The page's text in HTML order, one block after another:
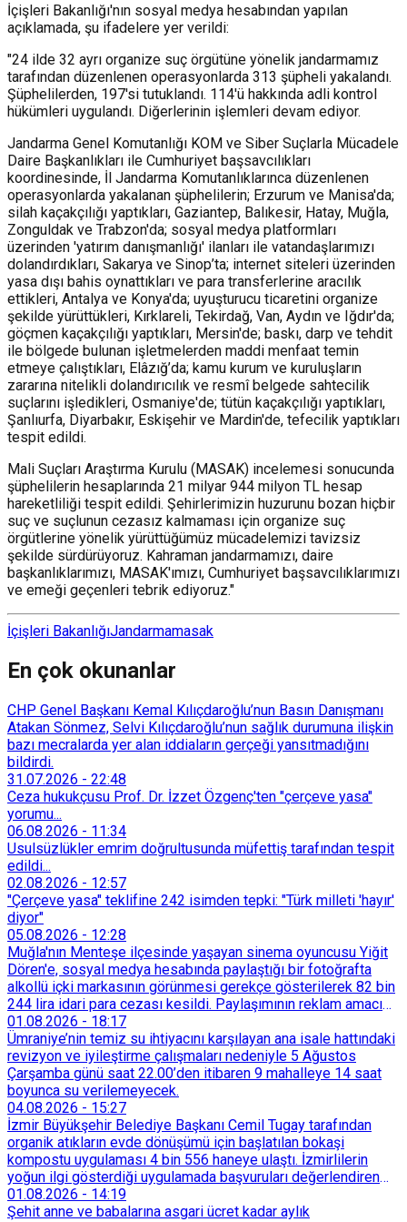
İçişleri Bakanlığı'nın sosyal medya hesabından yapılan
açıklamada, şu ifadelere yer verildi:
"24 ilde 32 ayrı organize suç örgütüne yönelik jandarmamız
tarafından düzenlenen operasyonlarda 313 şüpheli yakalandı.
Şüphelilerden, 197'si tutuklandı. 114'ü hakkında adli kontrol
hükümleri uygulandı. Diğerlerinin işlemleri devam ediyor.
Jandarma Genel Komutanlığı KOM ve Siber Suçlarla Mücadele
Daire Başkanlıkları ile Cumhuriyet başsavcılıkları
koordinesinde, İl Jandarma Komutanlıklarınca düzenlenen
operasyonlarda yakalanan şüphelilerin; Erzurum ve Manisa'da;
silah kaçakçılığı yaptıkları, Gaziantep, Balıkesir, Hatay, Muğla,
Zonguldak ve Trabzon'da; sosyal medya platformları
üzerinden 'yatırım danışmanlığı' ilanları ile vatandaşlarımızı
dolandırdıkları, Sakarya ve Sinop’ta; internet siteleri üzerinden
yasa dışı bahis oynattıkları ve para transferlerine aracılık
ettikleri, Antalya ve Konya'da; uyuşturucu ticaretini organize
şekilde yürüttükleri, Kırklareli, Tekirdağ, Van, Aydın ve Iğdır'da;
göçmen kaçakçılığı yaptıkları, Mersin'de; baskı, darp ve tehdit
ile bölgede bulunan işletmelerden maddi menfaat temin
etmeye çalıştıkları, Elâzığ’da; kamu kurum ve kuruluşların
zararına nitelikli dolandırıcılık ve resmî belgede sahtecilik
suçlarını işledikleri, Osmaniye'de; tütün kaçakçılığı yaptıkları,
Şanlıurfa, Diyarbakır, Eskişehir ve Mardin'de, tefecilik yaptıkları
tespit edildi.
Mali Suçları Araştırma Kurulu (MASAK) incelemesi sonucunda
şüphelilerin hesaplarında 21 milyar 944 milyon TL hesap
hareketliliği tespit edildi. Şehirlerimizin huzurunu bozan hiçbir
suç ve suçlunun cezasız kalmaması için organize suç
örgütlerine yönelik yürüttüğümüz mücadelemizi tavizsiz
şekilde sürdürüyoruz. Kahraman jandarmamızı, daire
başkanlıklarımızı, MASAK'ımızı, Cumhuriyet başsavcılıklarımızı
ve emeği geçenleri tebrik ediyoruz."
İçişleri BakanlığıJandarmamasak
En çok okunanlar
CHP Genel Başkanı Kemal Kılıçdaroğlu’nun Basın Danışmanı
Atakan Sönmez, Selvi Kılıçdaroğlu’nun sağlık durumuna ilişkin
bazı mecralarda yer alan iddiaların gerçeği yansıtmadığını
bildirdi.
31.07.2026 - 22:48
Ceza hukukçusu Prof. Dr. İzzet Özgenç'ten "çerçeve yasa"
yorumu...
06.08.2026 - 11:34
Usulsüzlükler emrim doğrultusunda müfettiş tarafından tespit
edildi...
02.08.2026 - 12:57
"Çerçeve yasa" teklifine 242 isimden tepki: "Türk milleti 'hayır'
diyor"
05.08.2026 - 12:28
Muğla'nın Menteşe ilçesinde yaşayan sinema oyuncusu Yiğit
Dören'e, sosyal medya hesabında paylaştığı bir fotoğrafta
alkollü içki markasının görünmesi gerekçe gösterilerek 82 bin
244 lira idari para cezası kesildi. Paylaşımının reklam amacı
taşımadığını savunan Dören, cezanın iptali için yargıya
başvurdu.
01.08.2026 - 18:17
Ümraniye’nin temiz su ihtiyacını karşılayan ana isale hattındaki
revizyon ve iyileştirme çalışmaları nedeniyle 5 Ağustos
Çarşamba günü saat 22.00’den itibaren 9 mahalleye 14 saat
boyunca su verilemeyecek.
04.08.2026 - 15:27
İzmir Büyükşehir Belediye Başkanı Cemil Tugay tarafından
organik atıkların evde dönüşümü için başlatılan bokaşi
kompostu uygulaması 4 bin 556 haneye ulaştı. İzmirlilerin
yoğun ilgi gösterdiği uygulamada başvuruları değerlendiren
Tarımsal Hizmetler Dairesi Başkanlığı, farklı ilçelerde toplam
128 bokaşi kompost eğitimi düzenleyerek İzmirlileri
01.08.2026 - 14:19
Şehit anne ve babalarına asgari ücret kadar aylık